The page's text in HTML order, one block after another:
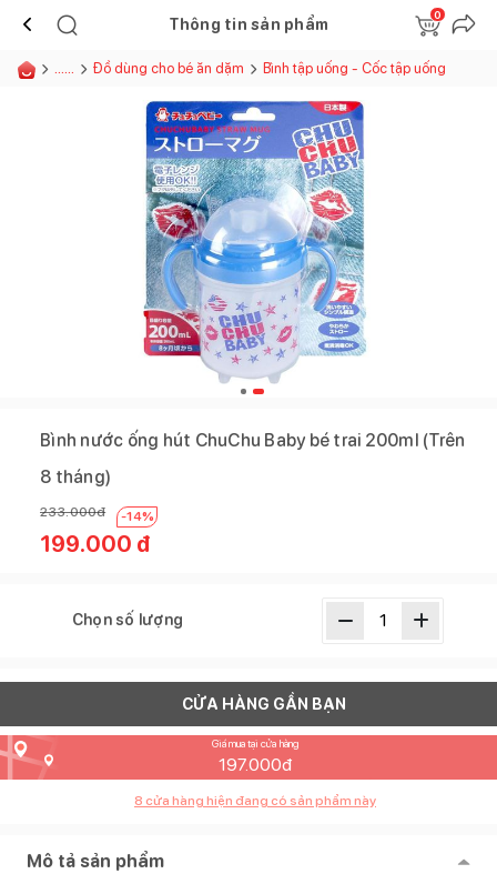
Thông tin sản phẩm
0
...... Đồ dùng cho bé ăn dặm Bình tập uống - Cốc tập uống
Bình nước ống hút ChuChu Baby bé trai 200ml (Trên
8 tháng)
233.000đ -14%
199.000 đ
Chọn số lượng
CỬA HÀNG GẦN BẠN
Giá mua tại cửa hàng
197.000đ
8 cửa hàng hiện đang có sản phẩm này
Mô tả sản phẩm